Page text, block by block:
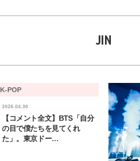
JIN
K-POP
2026.04.30
【コメント全文】BTS「自分
の目で僕たちを見てくれ
た」。東京ドー…